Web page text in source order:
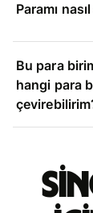
Paramı
Bu para
hangi para